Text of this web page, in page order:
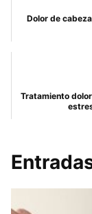
Dolor de
Tratamiento